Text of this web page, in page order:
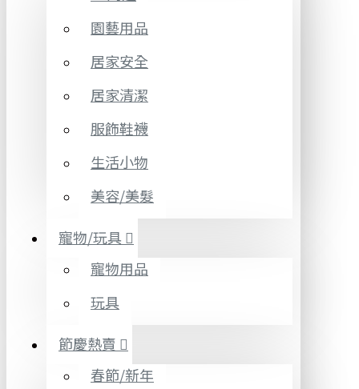
園藝用品
居家安全
居家清潔
服飾鞋襪
生活小物
美容/美髮
寵物/玩具
寵物用品
玩具
節慶熱賣
春節/新年